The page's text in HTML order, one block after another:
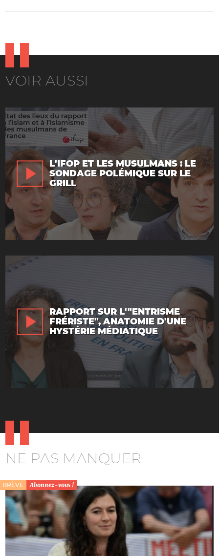
VOIR AUSSI
L'IFOP ET LES MUSULMANS : LE
SONDAGE POLÉMIQUE SUR LE
GRILL
RAPPORT SUR L'"ENTRISME
FRÉRISTE", ANATOMIE D'UNE
HYSTÉRIE MÉDIATIQUE
NE PAS MANQUER
BRÈVE Abonnez-vous !